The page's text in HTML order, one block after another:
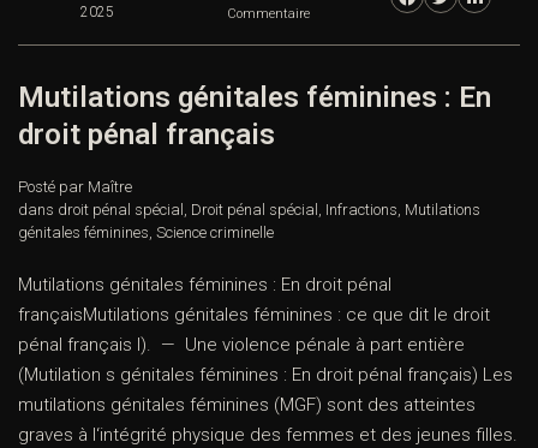
2025 Commentaire
Mutilations génitales féminines : En
droit pénal français
Posté par Maître
dans droit pénal spécial , Droit pénal spécial , Infractions, Mutilations
génitales féminines, Science criminelle
Mutilations génitales féminines : En droit pénal
françaisMutilations génitales féminines : ce que dit le droit
pénal français I). — Une violence pénale à part entière
(Mutilation s génitales féminines : En droit pénal français) Les
mutilations génitales féminines (MGF) sont des atteintes
graves à l‘intégrité physique des femmes et des jeunes filles.